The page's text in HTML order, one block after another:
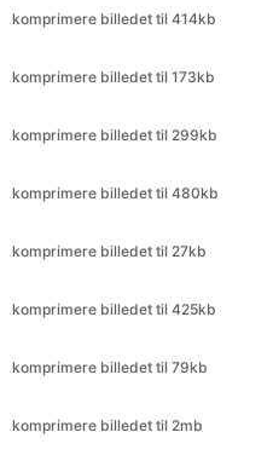
komprimere billedet til 299kb
komprimere billedet til 480kb
komprimere billedet til 27kb
komprimere billedet til 425kb
komprimere billedet til 79kb
komprimere billedet til 2mb
komprimere billedet til 1mb
komprimere billedet til 1,5 MB